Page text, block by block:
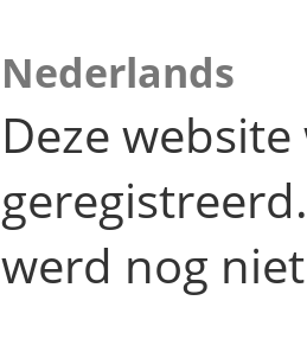
Nederlands
Deze
werd nog